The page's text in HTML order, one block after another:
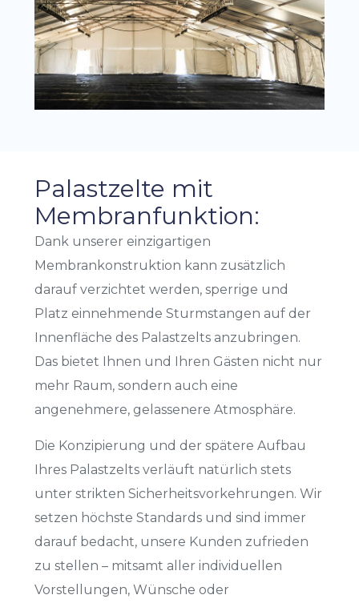
Palastzelte mit
Membranfunktion:
Dank unserer einzigartigen
Membrankonstruktion kann zusätzlich
darauf verzichtet werden, sperrige und
Platz einnehmende Sturmstangen auf der
Innenfläche des Palastzelts anzubringen.
Das bietet Ihnen und Ihren Gästen nicht nur
mehr Raum, sondern auch eine
angenehmere, gelassenere Atmosphäre.
Die Konzipierung und der spätere Aufbau
Ihres Palastzelts verläuft natürlich stets
unter strikten Sicherheitsvorkehrungen. Wir
setzen höchste Standards und sind immer
darauf bedacht, unsere Kunden zufrieden
zu stellen – mitsamt aller individuellen
Vorstellungen, Wünsche oder